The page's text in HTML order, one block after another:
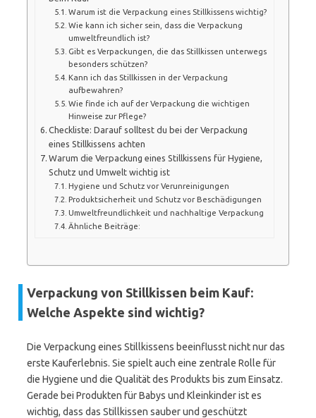
Warum ist die Verpackung eines Stillkissens wichtig?
Wie kann ich sicher sein, dass die Verpackung
umweltfreundlich ist?
Gibt es Verpackungen, die das Stillkissen unterwegs
besonders schützen?
Kann ich das Stillkissen in der Verpackung
aufbewahren?
Wie finde ich auf der Verpackung die wichtigen
Hinweise zur Pflege?
Checkliste: Darauf solltest du bei der Verpackung
eines Stillkissens achten
Warum die Verpackung eines Stillkissens für Hygiene,
Schutz und Umwelt wichtig ist
Hygiene und Schutz vor Verunreinigungen
Produktsicherheit und Schutz vor Beschädigungen
Umweltfreundlichkeit und nachhaltige Verpackung
Ähnliche Beiträge:
Verpackung von Stillkissen beim Kauf:
Welche Aspekte sind wichtig?
Die Verpackung eines Stillkissens beeinflusst nicht nur das
erste Kauferlebnis. Sie spielt auch eine zentrale Rolle für
die Hygiene und die Qualität des Produkts bis zum Einsatz.
Gerade bei Produkten für Babys und Kleinkinder ist es
wichtig, dass das Stillkissen sauber und geschützt